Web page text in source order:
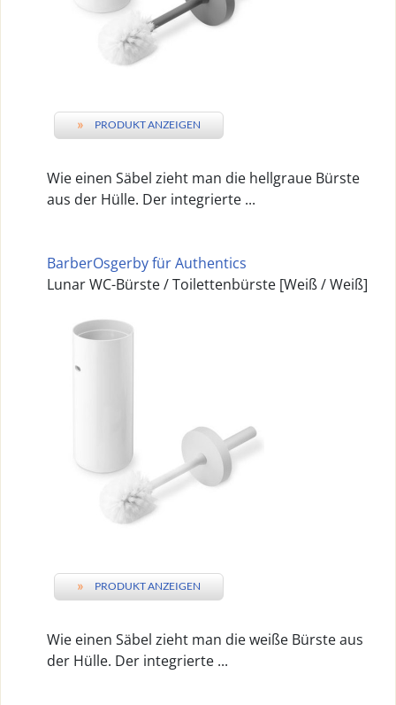
» PRODUKT ANZEIGEN
Wie einen Säbel zieht man die hellgraue Bürste
aus der Hülle. Der integrierte ...
BarberOsgerby für Authentics
Lunar WC-Bürste / Toilettenbürste [Weiß / Weiß]
» PRODUKT ANZEIGEN
Wie einen Säbel zieht man die weiße Bürste aus
der Hülle. Der integrierte ...